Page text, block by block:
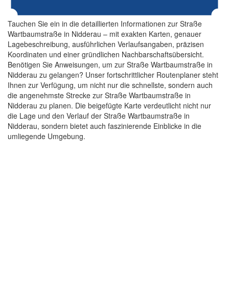
Tauchen Sie ein in die detaillierten Informationen zur Straße
Wartbaumstraße in Nidderau – mit exakten Karten, genauer
Lagebeschreibung, ausführlichen Verlaufsangaben, präzisen
Koordinaten und einer gründlichen Nachbarschaftsübersicht.
Benötigen Sie Anweisungen, um zur Straße Wartbaumstraße in
Nidderau zu gelangen? Unser fortschrittlicher Routenplaner steht
Ihnen zur Verfügung, um nicht nur die schnellste, sondern auch
die angenehmste Strecke zur Straße Wartbaumstraße in
Nidderau zu planen. Die beigefügte Karte verdeutlicht nicht nur
die Lage und den Verlauf der Straße Wartbaumstraße in
Nidderau, sondern bietet auch faszinierende Einblicke in die
umliegende Umgebung.